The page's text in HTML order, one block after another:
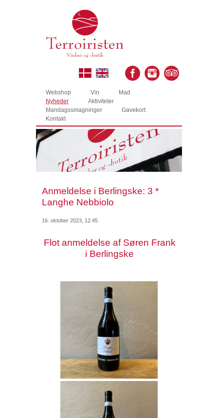
Webshop Vin
Mad
Nyheder
Aktiviteter
Mandagssmagninger
Gavekort
Kontakt
Anmeldelse i Berlingske: 3 *
Langhe Nebbiolo
16. oktober 2023, 12:45
Flot anmeldelse af Søren Frank
i Berlingske